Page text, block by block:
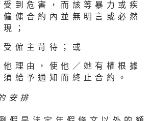
受到危害，而該等暴力或疾
僱傭合約內並無明言或必然
；
受僱主苛待；或
他理由，使他／她有權根據
須給予通知而終止合約。
安排